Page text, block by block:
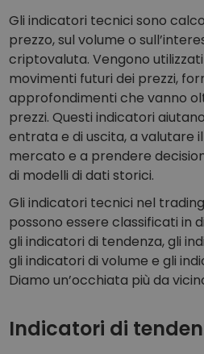
Gli indicatori tecnici sono
prezzo, sul volume o
criptovaluta. Vengono
movimenti futuri dei prezzi,
approfondimenti che vanno
prezzi. Questi indicatori
entrata e di uscita, a valutare
mercato e a prendere
di modelli di dati storici.
Gli indicatori tecnici nel
possono essere classificati in
gli indicatori di tendenza, gli
gli indicatori di volume e gli
Diamo un’occhiata più da
Indicatori di